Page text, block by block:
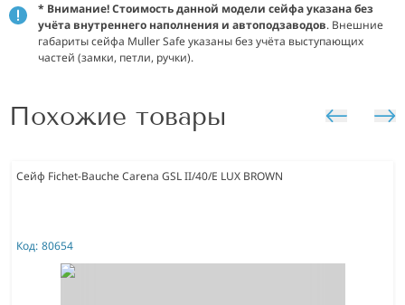
* Внимание! Стоимость данной модели сейфа указана без
учёта внутреннего наполнения и автоподзаводов. Внешние
габариты сейфа Muller Safe указаны без учёта выступающих
частей (замки, петли, ручки).
Похожие товары
Сейф Fichet-Bauche Carena GSL II/40/E LUX BROWN
Код: 80654